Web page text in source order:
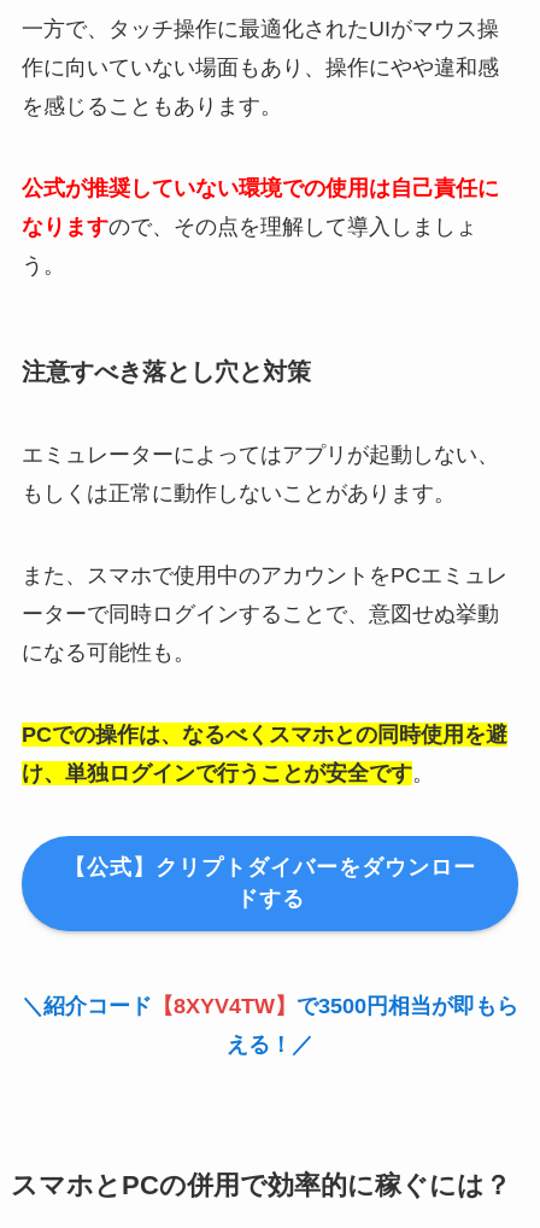
一方で、タッチ操作に最適化されたUIがマウス操
作に向いていない場面もあり、操作にやや違和感
を感じることもあります。
公式が推奨していない環境での使用は自己責任に
なりますので、その点を理解して導入しましょ
う。
注意すべき落とし穴と対策
エミュレーターによってはアプリが起動しない、
もしくは正常に動作しないことがあります。
また、スマホで使用中のアカウントをPCエミュレ
ーターで同時ログインすることで、意図せぬ挙動
になる可能性も。
PCでの操作は、なるべくスマホとの同時使用を避
け、単独ログインで行うことが安全です。
【公式】クリプトダイバーをダウンロー
ドする
＼紹介コード 【8XYV4TW】 で3500円相当が即もら
える！／
スマホとPCの併用で効率的に稼ぐには？